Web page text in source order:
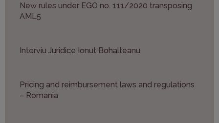
New rules under EGO no. 111/2020 transposing
AML5
Interviu Juridice Ionut Bohalteanu
Pricing and reimbursement laws and regulations
– Romania